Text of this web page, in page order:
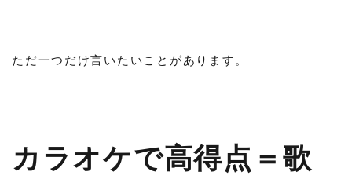
ただ一つだけ言いたいことがあります。
カラオケで高得点＝歌